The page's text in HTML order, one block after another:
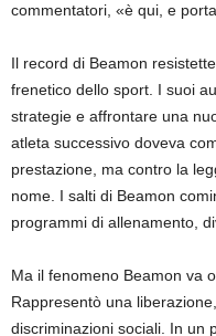
commentatori, «è qui, e
Il record di Beamon
frenetico dello sport. I suoi
strategie e affrontare una
atleta successivo doveva
prestazione, ma contro la
nome. I salti di Beamon
programmi di allenamento,
Ma il fenomeno Beamon va
Rappresentò una
discriminazioni sociali. In un